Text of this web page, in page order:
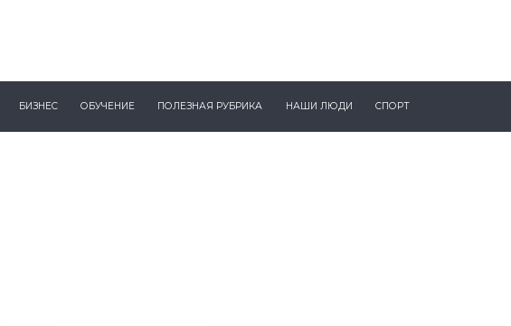
БИЗНЕС ОБУЧЕНИЕ ПОЛЕЗНАЯ РУБРИКА НАШИ ЛЮДИ СПОРТ